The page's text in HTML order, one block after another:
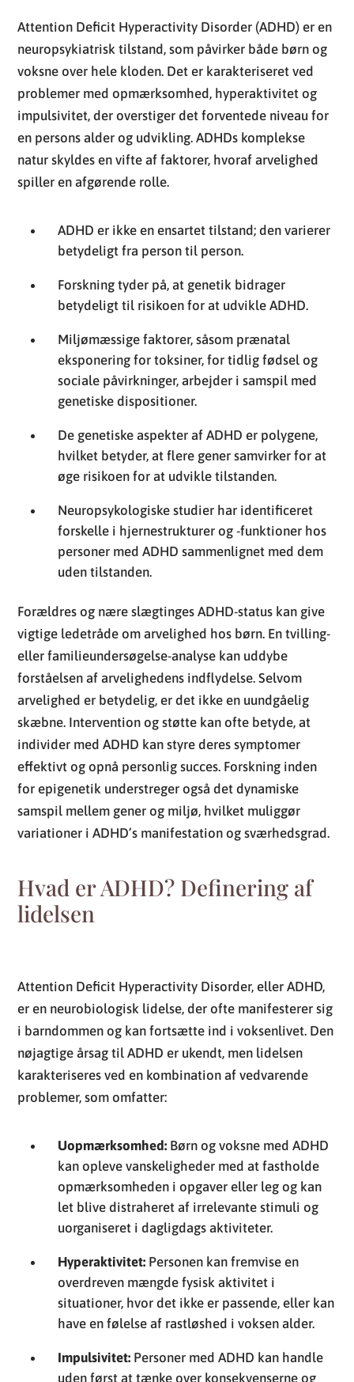
Attention Deficit Hyperactivity Disorder (ADHD) er en
neuropsykiatrisk tilstand, som påvirker både børn og
voksne over hele kloden. Det er karakteriseret ved
problemer med opmærksomhed, hyperaktivitet og
impulsivitet, der overstiger det forventede niveau for
en persons alder og udvikling. ADHDs komplekse
natur skyldes en vifte af faktorer, hvoraf arvelighed
spiller en afgørende rolle.
ADHD er ikke en ensartet tilstand; den varierer
betydeligt fra person til person.
Forskning tyder på, at genetik bidrager
betydeligt til risikoen for at udvikle ADHD.
Miljømæssige faktorer, såsom prænatal
eksponering for toksiner, for tidlig fødsel og
sociale påvirkninger, arbejder i samspil med
genetiske dispositioner.
De genetiske aspekter af ADHD er polygene,
hvilket betyder, at flere gener samvirker for at
øge risikoen for at udvikle tilstanden.
Neuropsykologiske studier har identificeret
forskelle i hjernestrukturer og -funktioner hos
personer med ADHD sammenlignet med dem
uden tilstanden.
Forældres og nære slægtinges ADHD-status kan give
vigtige ledetråde om arvelighed hos børn. En tvilling-
eller familieundersøgelse-analyse kan uddybe
forståelsen af arvelighedens indflydelse. Selvom
arvelighed er betydelig, er det ikke en uundgåelig
skæbne. Intervention og støtte kan ofte betyde, at
individer med ADHD kan styre deres symptomer
effektivt og opnå personlig succes. Forskning inden
for epigenetik understreger også det dynamiske
samspil mellem gener og miljø, hvilket muliggør
variationer i ADHD’s manifestation og sværhedsgrad.
Hvad er ADHD? Definering af
lidelsen
Attention Deficit Hyperactivity Disorder, eller ADHD,
er en neurobiologisk lidelse, der ofte manifesterer sig
i barndommen og kan fortsætte ind i voksenlivet. Den
nøjagtige årsag til ADHD er ukendt, men lidelsen
karakteriseres ved en kombination af vedvarende
problemer, som omfatter:
Uopmærksomhed: Børn og voksne med ADHD
kan opleve vanskeligheder med at fastholde
opmærksomheden i opgaver eller leg og kan
let blive distraheret af irrelevante stimuli og
uorganiseret i dagligdags aktiviteter.
Hyperaktivitet: Personen kan fremvise en
overdreven mængde fysisk aktivitet i
situationer, hvor det ikke er passende, eller kan
have en følelse af rastløshed i voksen alder.
Impulsivitet: Personer med ADHD kan handle
uden først at tænke over konsekvenserne og